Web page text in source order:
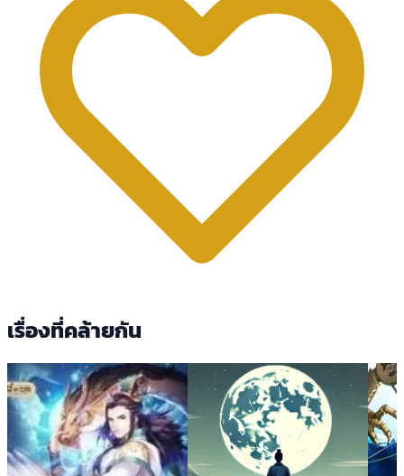
เรื่องที่คล้ายกัน